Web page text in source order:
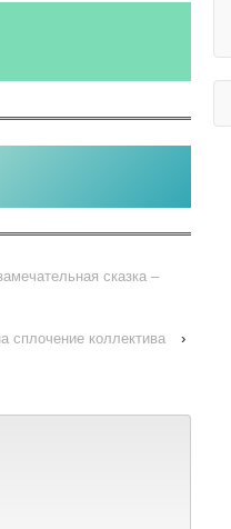
сказка –
сплочение коллектива
›